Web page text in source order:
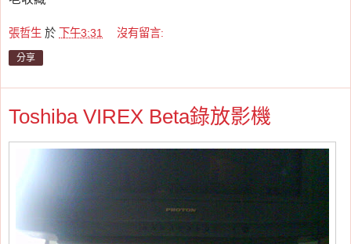
張哲生 於 下午3:31 沒有留言:
分享
Toshiba VIREX Beta錄放影機